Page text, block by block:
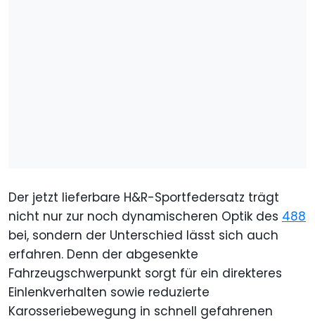
Der jetzt lieferbare H&R-Sportfedersatz trägt
nicht nur zur noch dynamischeren Optik des 488
bei, sondern der Unterschied lässt sich auch
erfahren. Denn der abgesenkte
Fahrzeugschwerpunkt sorgt für ein direkteres
Einlenkverhalten sowie reduzierte
Karosseriebewegung in schnell gefahrenen